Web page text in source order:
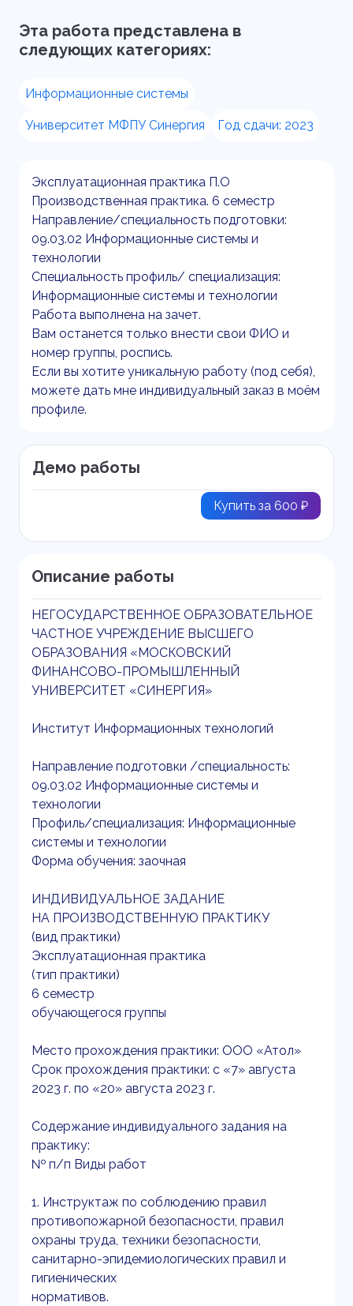
Эта работа представлена в
следующих категориях:
Информационные системы
Университет МФПУ Синергия Год сдачи: 2023
Эксплуатационная практика П.О
Производственная практика. 6 семестр
Направление/специальность подготовки:
09.03.02 Информационные системы и
технологии
Специальность профиль/ специализация:
Информационные системы и технологии
Работа выполнена на зачет.
Вам останется только внести свои ФИО и
номер группы, роспись.
Если вы хотите уникальную работу (под себя),
можете дать мне индивидуальный заказ в моём
профиле.
Демо работы
Купить за 600 ₽
Описание работы
НЕГОСУДАРСТВЕННОЕ ОБРАЗОВАТЕЛЬНОЕ
ЧАСТНОЕ УЧРЕЖДЕНИЕ ВЫСШЕГО
ОБРАЗОВАНИЯ «МОСКОВСКИЙ
ФИНАНСОВО-ПРОМЫШЛЕННЫЙ
УНИВЕРСИТЕТ «СИНЕРГИЯ»
Институт Информационных технологий
Направление подготовки /специальность:
09.03.02 Информационные системы и
технологии
Профиль/специализация: Информационные
системы и технологии
Форма обучения: заочная
ИНДИВИДУАЛЬНОЕ ЗАДАНИЕ
НА ПРОИЗВОДСТВЕННУЮ ПРАКТИКУ
(вид практики)
Эксплуатационная практика
(тип практики)
6 семестр
обучающегося группы
Место прохождения практики: ООО «Атол»
Срок прохождения практики: с «7» августа
2023 г. по «20» августа 2023 г.
Содержание индивидуального задания на
практику:
№ п/п Виды работ
1. Инструктаж по соблюдению правил
противопожарной безопасности, правил
охраны труда, техники безопасности,
санитарно-эпидемиологических правил и
гигиенических
нормативов.